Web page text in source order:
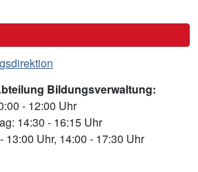
Bildungsverwaltung:
- 12:00 Uhr
14:30 - 16:15 Uhr
13:00 Uhr, 14:00 - 17:30 Uhr